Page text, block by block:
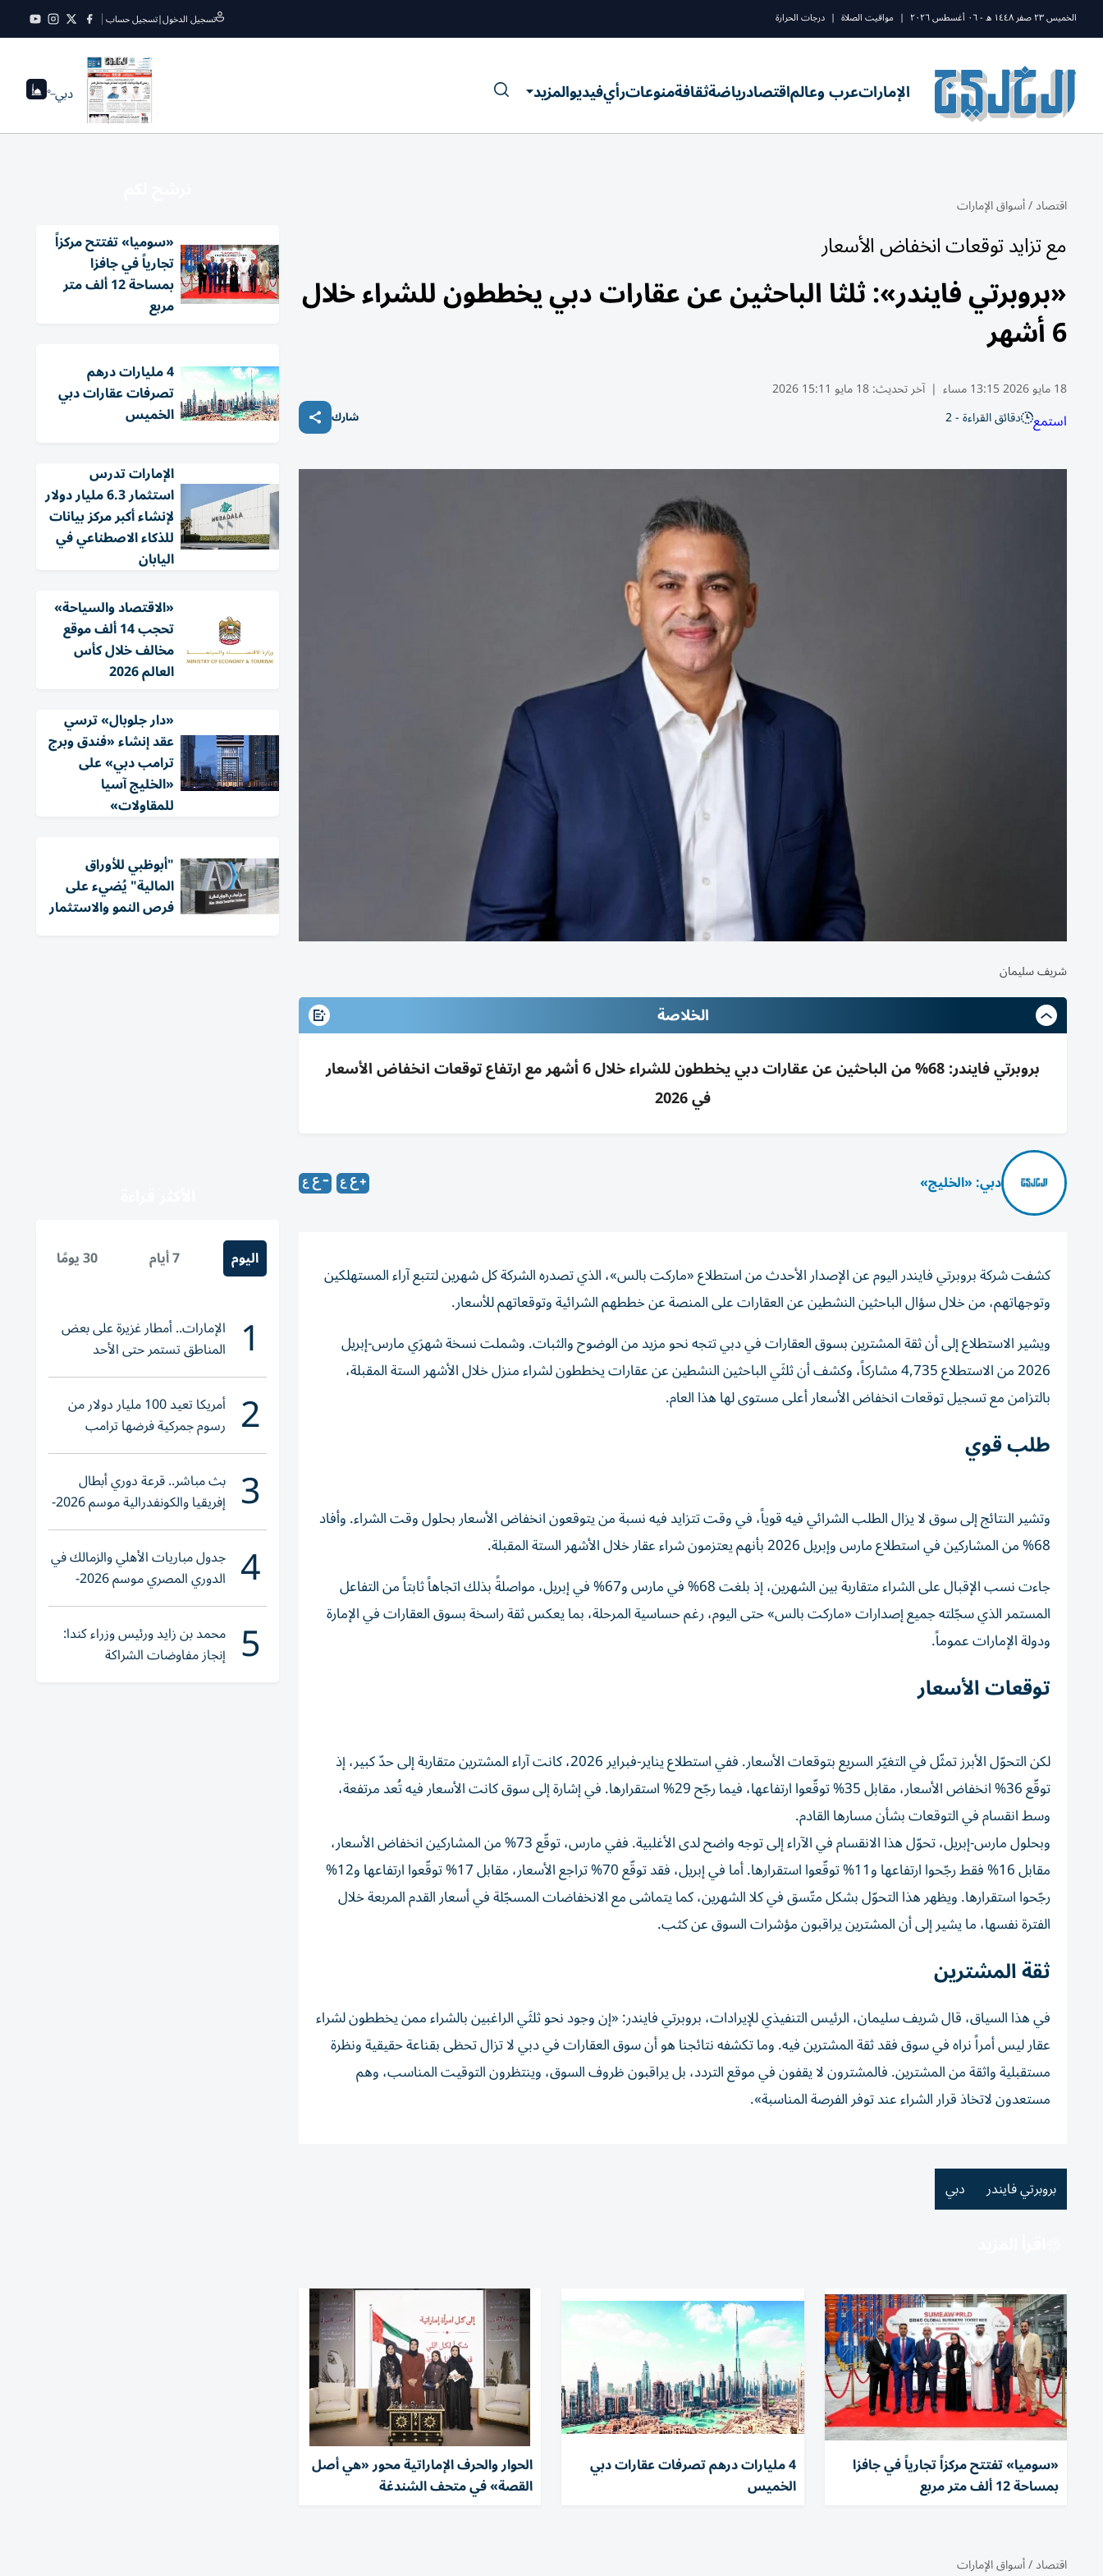
الخميس ٢٣ صفر ١٤٤٨ ه - ٠٦ أغسطس ٢٠٢٦ | مواقيت الصلاة | درجات الحرارة تسجيل الدخول|تسجيل حساب
الإماراتعرب وعالماقتصادرياضةثقافةمنوعاترأيفيديوالمزيد دبي--°
اقتصاد/أسواق الإمارات
مع تزايد توقعات انخفاض الأسعار
«بروبرتي فايندر»: ثلثا الباحثين عن عقارات دبي يخططون للشراء خلال
6 أشهر
18 مايو 2026 13:15 مساء | آخر تحديث:18 مايو 15:11 2026
استمع دقائق القراءة - 2 شارك
شريف سليمان
الخلاصة
بروبرتي فايندر: 68% من الباحثين عن عقارات دبي يخططون للشراء خلال 6 أشهر مع ارتفاع توقعات انخفاض الأسعار
في 2026
دبي: «الخليج»
كشفت شركة بروبرتي فايندر اليوم عن الإصدار الأحدث من استطلاع «ماركت بالس»، الذي تصدره الشركة كل شهرين لتتبع آراء المستهلكين
وتوجهاتهم، من خلال سؤال الباحثين النشطين عن العقارات على المنصة عن خططهم الشرائية وتوقعاتهم للأسعار.
ويشير الاستطلاع إلى أن ثقة المشترين بسوق العقارات في دبي تتجه نحو مزيد من الوضوح والثبات. وشملت نسخة شهرَي مارس-إبريل
2026 من الاستطلاع 4,735 مشاركاً، وكشف أن ثلثَي الباحثين النشطين عن عقارات يخططون لشراء منزل خلال الأشهر الستة المقبلة،
بالتزامن مع تسجيل توقعات انخفاض الأسعار أعلى مستوى لها هذا العام.
طلب قوي
وتشير النتائج إلى سوق لا يزال الطلب الشرائي فيه قوياً، في وقت تتزايد فيه نسبة من يتوقعون انخفاض الأسعار بحلول وقت الشراء. وأفاد
68% من المشاركين في استطلاع مارس وإبريل 2026 بأنهم يعتزمون شراء عقار خلال الأشهر الستة المقبلة.
جاءت نسب الإقبال على الشراء متقاربة بين الشهرين، إذ بلغت 68% في مارس و67% في إبريل، مواصلةً بذلك اتجاهاً ثابتاً من التفاعل
المستمر الذي سجّلته جميع إصدارات«ماركت بالس»حتى اليوم، رغم حساسية المرحلة، بما يعكس ثقة راسخة بسوق العقارات في الإمارة
ودولة الإمارات عموماً.
توقعات الأسعار
لكن التحوّل الأبرز تمثّل في التغيّر السريع بتوقعات الأسعار. ففي استطلاع يناير-فبراير 2026، كانت آراء المشترين متقاربة إلى حدّ كبير، إذ
توقّع 36% انخفاض الأسعار، مقابل 35% توقّعوا ارتفاعها، فيما رجّح 29% استقرارها. في إشارة إلى سوق كانت الأسعار فيه تُعد مرتفعة،
وسط انقسام في التوقعات بشأن مسارها القادم.
وبحلول مارس-إبريل، تحوّل هذا الانقسام في الآراء إلى توجه واضح لدى الأغلبية. ففي مارس، توقّع 73% من المشاركين انخفاض الأسعار،
مقابل 16% فقط رجّحوا ارتفاعها و11% توقّعوا استقرارها. أما في إبريل، فقد توقّع 70% تراجع الأسعار، مقابل 17% توقّعوا ارتفاعها و12%
رجّحوا استقرارها. ويظهر هذا التحوّل بشكل متّسق في كلا الشهرين، كما يتماشى مع الانخفاضات المسجّلة في أسعار القدم المربعة خلال
الفترة نفسها، ما يشير إلى أن المشترين يراقبون مؤشرات السوق عن كثب.
ثقة المشترين
في هذا السياق، قال شريف سليمان، الرئيس التنفيذي للإيرادات، بروبرتي فايندر: «إن وجود نحو ثلثَي الراغبين بالشراء ممن يخططون لشراء
عقار ليس أمراً نراه في سوق فقد ثقة المشترين فيه. وما تكشفه نتائجنا هو أن سوق العقارات في دبي لا تزال تحظى بقناعة حقيقية ونظرة
مستقبلية واثقة من المشترين. فالمشترون لا يقفون في موقع التردد، بل يراقبون ظروف السوق، وينتظرون التوقيت المناسب، وهم
مستعدون لاتخاذ قرار الشراء عند توفر الفرصة المناسبة».
بروبرتي فايندر دبي
«سوميا» تفتتح مركزاً تجارياً في جافزا
بمساحة 12 ألف متر مربع
4 مليارات درهم تصرفات عقارات دبي
الخميس
الحوار والحرف الإماراتية محور «هي أصل
القصة» في متحف الشندغة
اقتصاد/أسواق الإمارات
«سوميا» تفتتح مركزاً
تجارياً في جافزا
بمساحة 12 ألف متر
مربع
4 مليارات درهم
تصرفات عقارات دبي
الخميس
الإمارات تدرس
استثمار 6.3 مليار دولار
لإنشاء أكبر مركز بيانات
للذكاء الاصطناعي في
اليابان
«الاقتصاد والسياحة»
تحجب 14 ألف موقع
مخالف خلال كأس
العالم 2026
«دار جلوبال» ترسي
عقد إنشاء «فندق وبرج
ترامب دبي» على
«الخليج آسيا
للمقاولات»
"أبوظبي للأوراق
المالية" يُضيء على
فرص النمو والاستثمار
اليوم 7 أيام 30 يومًا
1 الإمارات.. أمطار غزيرة على بعض
المناطق تستمر حتى الأحد
2 أمريكا تعيد 100 مليار دولار من
رسوم جمركية فرضها ترامب
3 بث مباشر.. قرعة دوري أبطال
إفريقيا والكونفدرالية موسم 2026-
2027
4 جدول مباريات الأهلي والزمالك في
الدوري المصري موسم 2026-
2027
5 محمد بن زايد ورئيس وزراء كندا:
إنجاز مفاوضات الشراكة